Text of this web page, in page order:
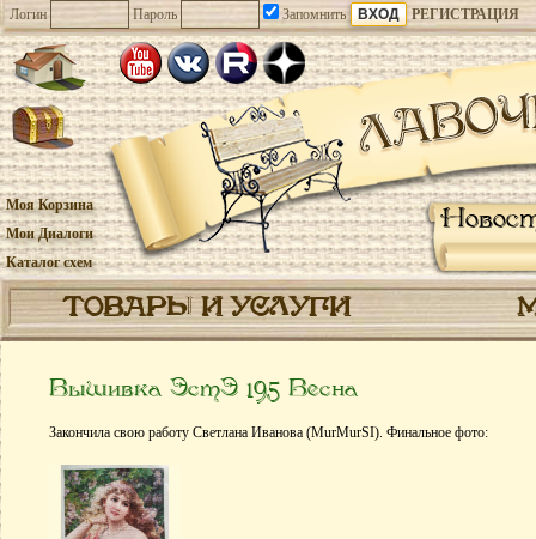
Логин Пароль Запомнить РЕГИСТРАЦИЯ
Моя Корзина
Мои Диалоги
Каталог схем
ТОВАРЫ И УСЛУГИ
Вышивка ЭстЭ 195 Весна
Закончила свою работу Светлана Иванова (MurMurSI). Финальное фото: